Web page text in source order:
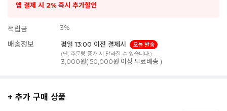
앱 결제 시 2% 즉시 추가할인
적립금 3%
배송정보 평일 13:00 이전 결제시
오늘 발송
(단, 주문량 증가 시 달라질 수 있습니다.)
3,000원( 50,000원 이상 무료배송 )
+ 추가 구매 상품